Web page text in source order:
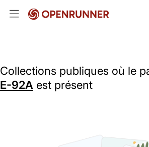
Collections publiques où le
E-92A est présent